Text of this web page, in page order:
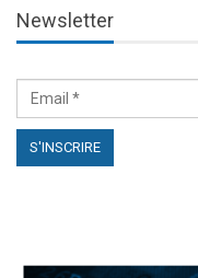
Newsletter
إلى المعلومة